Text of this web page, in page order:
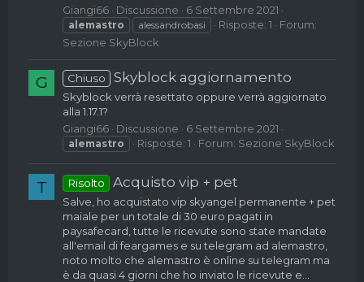
Giangi66
Discussione 6 Settembre 2021
alemastro alessandrobasi Risposte: 1
Forum:
Sezione SkyBlock
G Chiuso Skyblock aggiornamento
Skyblock verrà resettato oppure verrà aggiornato
alla 1.17.1?
Giangi66
Discussione 6 Settembre 2021
alemastro Risposte: 1 Forum: Sezione SkyBlock
T Risolto Acquisto vip + pet
Salve, ho acquistato vip skyangel permanente + pet
maiale per un totale di 30 euro pagati in
paysafecard, tutte le ricevute sono state mandate
all'email di feargames e su telegram ad alemastro,
noto molto che alemastro è online su telegram ma
è da quasi 4 giorni che ho inviato le ricevute e...